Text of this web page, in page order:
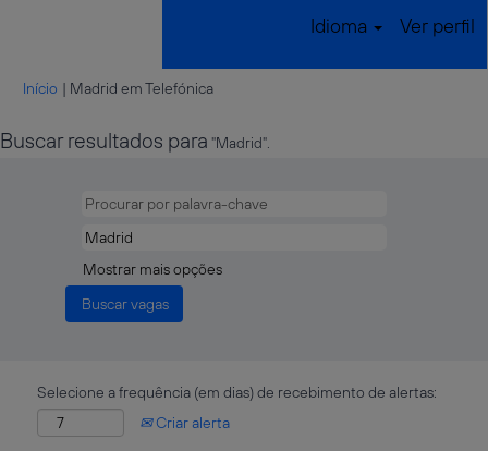
Idioma Ver perfil
Início | Madrid em Telefónica(página
Buscar resultados para "Madrid".
Mostrar mais opções
Selecione a frequência (em dias) de recebimento de alertas:
Criar alerta